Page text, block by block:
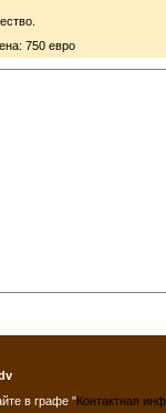
750 евро
в графе "Контактная